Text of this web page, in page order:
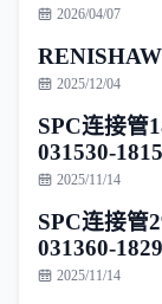
2026/04/07
2025/12/04
SPC连接管
031530-1815
2025/11/14
SPC连接管
031360-1829
2025/11/14